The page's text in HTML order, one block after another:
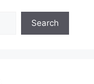
Search